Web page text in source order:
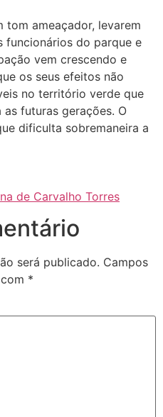
tom ameaçador, levarem
funcionários do parque e
vem crescendo e
os seus efeitos não
no território verde que
futuras gerações. O
dificulta sobremaneira a
de Carvalho Torres
será publicado. Campos
*